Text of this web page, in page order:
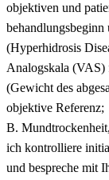
objektiven und⁣
behandlungsbeginn
(Hyperhidrosis
Analogskala (VAS)‍
(Gewicht des
objektive ‌Referenz; ‍
B.
ich kontrolliere
und bespreche mit